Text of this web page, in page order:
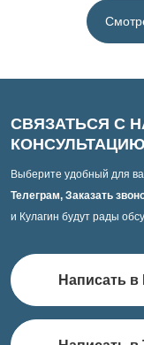
СВЯЗАТЬСЯ С
КОНСУЛЬТАЦИЮ
Выберите удобный для
Телеграм, Заказать
и Кулагин будут рады
Написать в